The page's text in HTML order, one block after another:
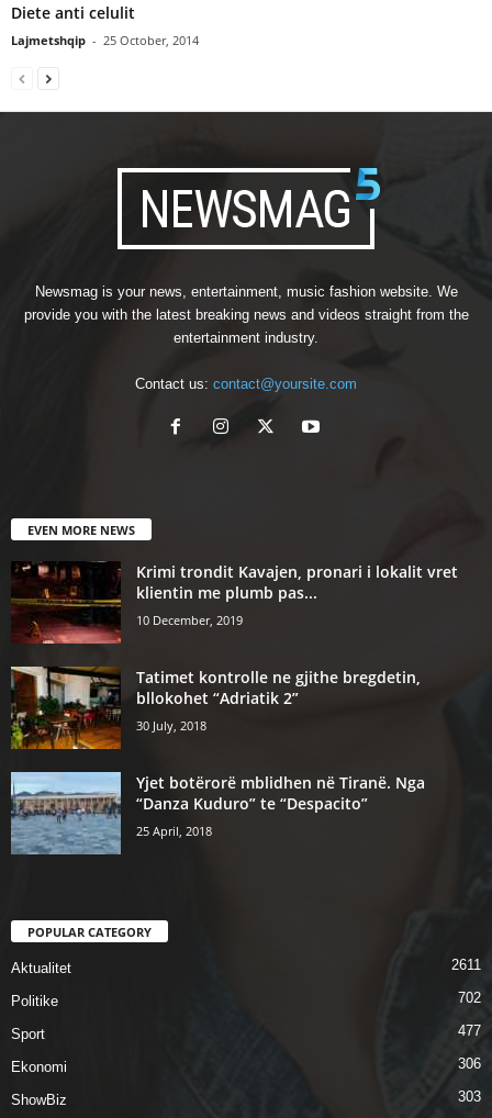
Diete anti celulit
Lajmetshqip - 25 October, 2014
Newsmag is your news, entertainment, music fashion website. We
provide you with the latest breaking news and videos straight from the
entertainment industry.
Contact us: contact@yoursite.com
EVEN MORE NEWS
Krimi trondit Kavajen, pronari i lokalit vret
klientin me plumb pas...
10 December, 2019
Tatimet kontrolle ne gjithe bregdetin,
bllokohet “Adriatik 2”
30 July, 2018
Yjet botërorë mblidhen në Tiranë. Nga
“Danza Kuduro” te “Despacito”
25 April, 2018
POPULAR CATEGORY
Aktualitet 2611
Politike 702
Sport 477
Ekonomi 306
ShowBiz 303